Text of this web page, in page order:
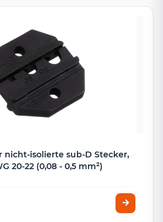
nicht-isolierte sub-D Stecker,
20-22 (0,08 - 0,5 mm²)